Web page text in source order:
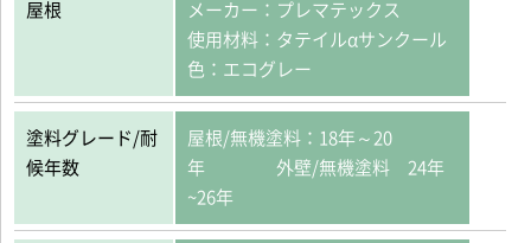
屋根
メーカー：プレマテックス
使用材料：タテイルαサンクール
色：エコグレー
塗料グレード/耐
候年数
屋根/無機塗料：18年～20
年 外壁/無機塗料 24年
~26年